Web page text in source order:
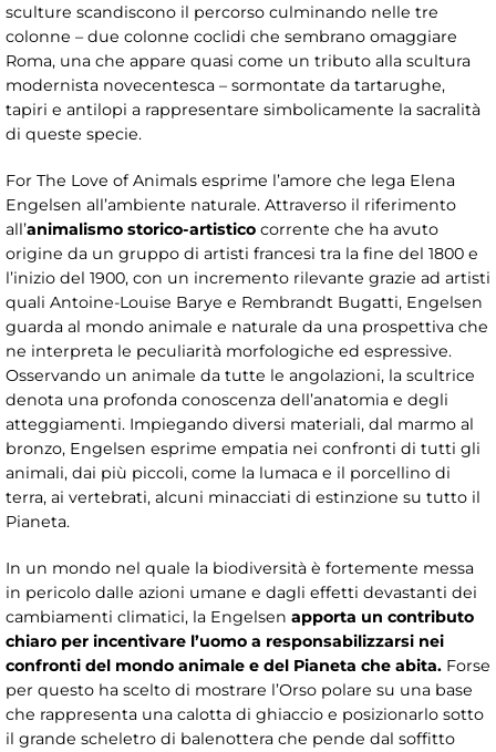
sculture scandiscono il percorso culminando nelle tre
colonne – due colonne coclidi che sembrano omaggiare
Roma, una che appare quasi come un tributo alla scultura
modernista novecentesca – sormontate da tartarughe,
tapiri e antilopi a rappresentare simbolicamente la sacralità
di queste specie.
For The Love of Animals esprime l’amore che lega Elena
Engelsen all’ambiente naturale. Attraverso il riferimento
all’animalismo storico-artistico corrente che ha avuto
origine da un gruppo di artisti francesi tra la fine del 1800 e
l’inizio del 1900, con un incremento rilevante grazie ad artisti
quali Antoine-Louise Barye e Rembrandt Bugatti, Engelsen
guarda al mondo animale e naturale da una prospettiva che
ne interpreta le peculiarità morfologiche ed espressive.
Osservando un animale da tutte le angolazioni, la scultrice
denota una profonda conoscenza dell’anatomia e degli
atteggiamenti. Impiegando diversi materiali, dal marmo al
bronzo, Engelsen esprime empatia nei confronti di tutti gli
animali, dai più piccoli, come la lumaca e il porcellino di
terra, ai vertebrati, alcuni minacciati di estinzione su tutto il
Pianeta.
In un mondo nel quale la biodiversità è fortemente messa
in pericolo dalle azioni umane e dagli effetti devastanti dei
cambiamenti climatici, la Engelsen apporta un contributo
chiaro per incentivare l’uomo a responsabilizzarsi nei
confronti del mondo animale e del Pianeta che abita. Forse
per questo ha scelto di mostrare l’Orso polare su una base
che rappresenta una calotta di ghiaccio e posizionarlo sotto
il grande scheletro di balenottera che pende dal soffitto